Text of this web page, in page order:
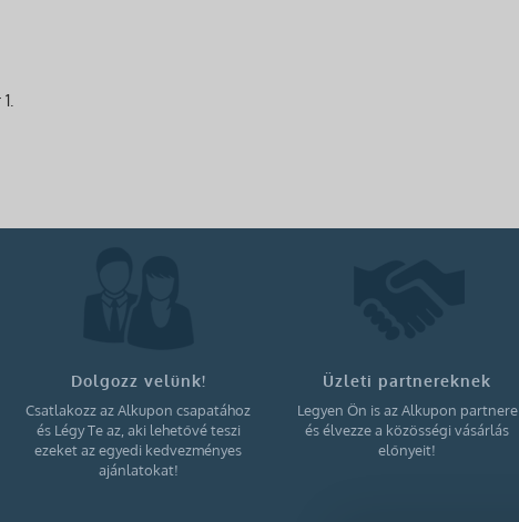
Dolgozz velünk!
Csatlakozz az Alkupon csapatához
és Légy Te az, aki lehetővé teszi
ezeket az egyedi kedvezményes
ajánlatokat!
Üzleti partnereknek
Legyen Ön is az Alkupon partnere
és élvezze a közösségi vásárlás
előnyeit!